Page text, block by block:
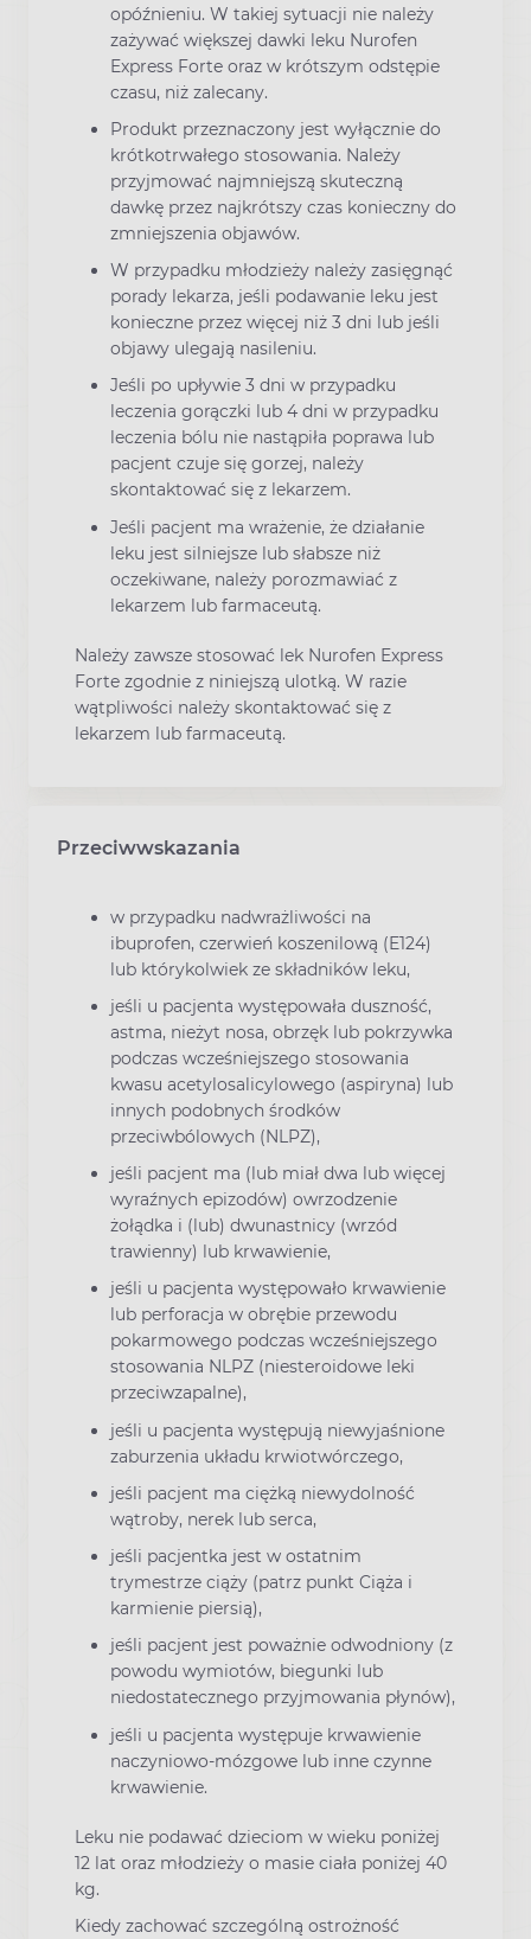
opóźnieniu. W takiej sytuacji nie należy
zażywać większej dawki leku Nurofen
Express Forte oraz w krótszym odstępie
czasu, niż zalecany.
Produkt przeznaczony jest wyłącznie do
krótkotrwałego stosowania. Należy
przyjmować najmniejszą skuteczną
dawkę przez najkrótszy czas konieczny do
zmniejszenia objawów.
W przypadku młodzieży należy zasięgnąć
porady lekarza, jeśli podawanie leku jest
konieczne przez więcej niż 3 dni lub jeśli
objawy ulegają nasileniu.
Jeśli po upływie 3 dni w przypadku
leczenia gorączki lub 4 dni w przypadku
leczenia bólu nie nastąpiła poprawa lub
pacjent czuje się gorzej, należy
skontaktować się z lekarzem.
Jeśli pacjent ma wrażenie, że działanie
leku jest silniejsze lub słabsze niż
oczekiwane, należy porozmawiać z
lekarzem lub farmaceutą.
Należy zawsze stosować lek Nurofen Express
Forte zgodnie z niniejszą ulotką. W razie
wątpliwości należy skontaktować się z
lekarzem lub farmaceutą.
Przeciwwskazania
w przypadku nadwrażliwości na
ibuprofen, czerwień koszenilową (E124)
lub którykolwiek ze składników leku,
jeśli u pacjenta występowała duszność,
astma, nieżyt nosa, obrzęk lub pokrzywka
podczas wcześniejszego stosowania
kwasu acetylosalicylowego (aspiryna) lub
innych podobnych środków
przeciwbólowych (NLPZ),
jeśli pacjent ma (lub miał dwa lub więcej
wyraźnych epizodów) owrzodzenie
żołądka i (lub) dwunastnicy (wrzód
trawienny) lub krwawienie,
jeśli u pacjenta występowało krwawienie
lub perforacja w obrębie przewodu
pokarmowego podczas wcześniejszego
stosowania NLPZ (niesteroidowe leki
przeciwzapalne),
jeśli u pacjenta występują niewyjaśnione
zaburzenia układu krwiotwórczego,
jeśli pacjent ma ciężką niewydolność
wątroby, nerek lub serca,
jeśli pacjentka jest w ostatnim
trymestrze ciąży (patrz punkt Ciąża i
karmienie piersią),
jeśli pacjent jest poważnie odwodniony (z
powodu wymiotów, biegunki lub
niedostatecznego przyjmowania płynów),
jeśli u pacjenta występuje krwawienie
naczyniowo-mózgowe lub inne czynne
krwawienie.
Leku nie podawać dzieciom w wieku poniżej
12 lat oraz młodzieży o masie ciała poniżej 40
kg.
Kiedy zachować szczególną ostrożność